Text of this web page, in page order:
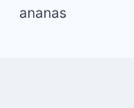
ananas